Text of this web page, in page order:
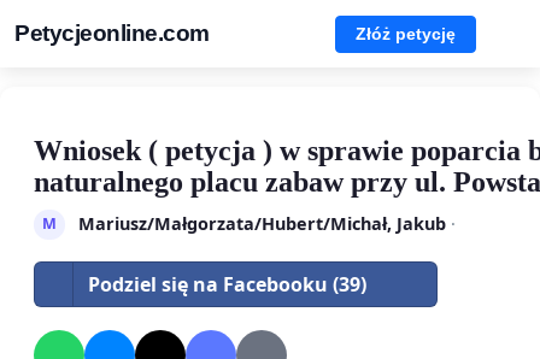
Petycjeonline.com Złóż petycję
Wniosek ( petycja ) w sprawie poparcia
naturalnego placu zabaw przy ul.
M Mariusz/Małgorzata/Hubert/Michał, Jakub·
Podziel się na Facebooku (39)